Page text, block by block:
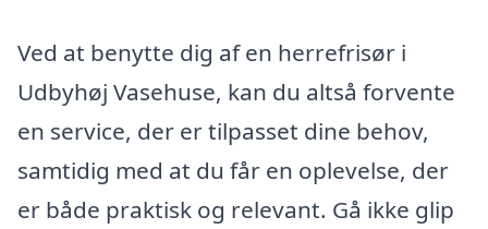
Ved at benytte dig af en herrefrisør i
Udbyhøj Vasehuse, kan du altså forvente
en service, der er tilpasset dine behov,
samtidig med at du får en oplevelse, der
er både praktisk og relevant. Gå ikke glip